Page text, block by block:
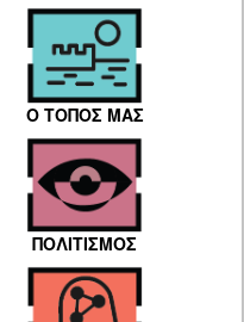
Ο ΤΟΠΟΣ ΜΑΣ
ΠΟΛΙΤΙΣΜΟΣ